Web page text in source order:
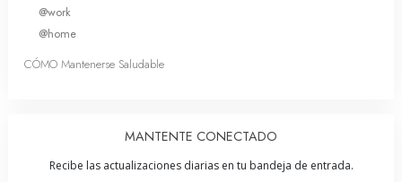
@work
@home
CÓMO Mantenerse Saludable
MANTENTE CONECTADO
Recibe las actualizaciones diarias en tu bandeja de entrada.